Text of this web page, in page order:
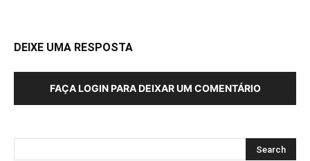
DEIXE UMA RESPOSTA
FAÇA LOGIN PARA DEIXAR UM COMENTÁRIO